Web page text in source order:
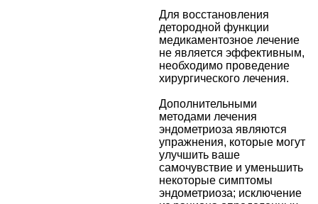
Для восстановления
детородной функции
медикаментозное лечение
не является эффективным,
необходимо проведение
хирургического лечения.
Дополнительными
методами лечения
эндометриоза являются
упражнения, которые могут
улучшить ваше
самочувствие и уменьшить
некоторые симптомы
эндометриоза; исключение